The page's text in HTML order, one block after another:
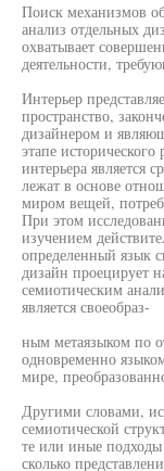
Поиск механизмов
анализ отдельных
охватывает
деятельности,
Интерьер
пространство,
дизайнером и
этапе
интерьера является
лежат в основе
миром вещей,
При этом
изучением
определенный язык
дизайн проецирует
семиотическим
является своеобраз-
ным метаязыком по
одновременно
мире,
Другими словами,
семиотической
те или иные
сколько